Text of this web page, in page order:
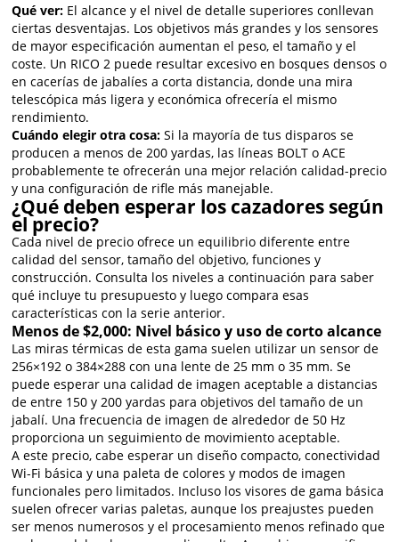
Qué ver: El alcance y el nivel de detalle superiores conllevan
ciertas desventajas. Los objetivos más grandes y los sensores
de mayor especificación aumentan el peso, el tamaño y el
coste. Un RICO 2 puede resultar excesivo en bosques densos o
en cacerías de jabalíes a corta distancia, donde una mira
telescópica más ligera y económica ofrecería el mismo
rendimiento.
Cuándo elegir otra cosa: Si la mayoría de tus disparos se
producen a menos de 200 yardas, las líneas BOLT o ACE
probablemente te ofrecerán una mejor relación calidad-precio
y una configuración de rifle más manejable.
¿Qué deben esperar los cazadores según
el precio?
Cada nivel de precio ofrece un equilibrio diferente entre
calidad del sensor, tamaño del objetivo, funciones y
construcción. Consulta los niveles a continuación para saber
qué incluye tu presupuesto y luego compara esas
características con la serie anterior.
Menos de $2,000: Nivel básico y uso de corto alcance
Las miras térmicas de esta gama suelen utilizar un sensor de
256×192 o 384×288 con una lente de 25 mm o 35 mm. Se
puede esperar una calidad de imagen aceptable a distancias
de entre 150 y 200 yardas para objetivos del tamaño de un
jabalí. Una frecuencia de imagen de alrededor de 50 Hz
proporciona un seguimiento de movimiento aceptable.
A este precio, cabe esperar un diseño compacto, conectividad
Wi-Fi básica y una paleta de colores y modos de imagen
funcionales pero limitados. Incluso los visores de gama básica
suelen ofrecer varias paletas, aunque los preajustes pueden
ser menos numerosos y el procesamiento menos refinado que